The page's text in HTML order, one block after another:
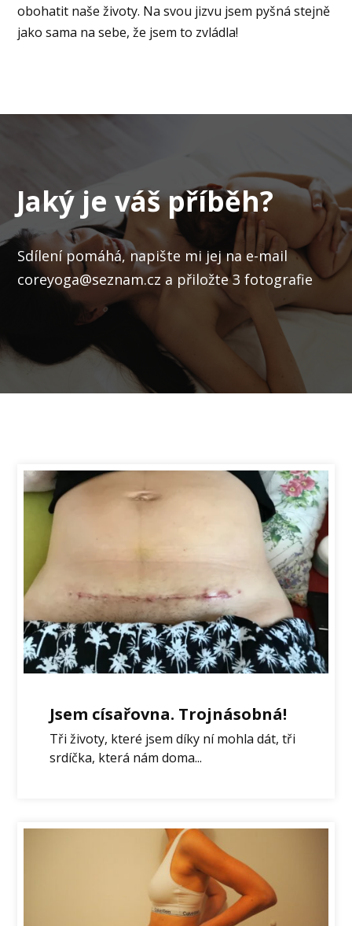
obohatit naše životy. Na svou jizvu jsem pyšná stejně
jako sama na sebe, že jsem to zvládla!
Jaký je váš příběh?
Sdílení pomáhá, napište mi jej na e-mail
coreyoga@seznam.cz a přiložte 3 fotografie
Jsem císařovna. Trojnásobná!
Tři životy, které jsem díky ní mohla dát, tři
srdíčka, která nám doma...